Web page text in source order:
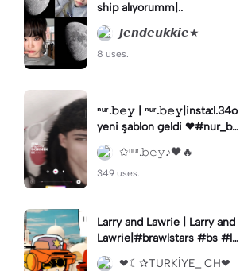
ship alıyorumm|..
𝙅𝙚𝙣𝙙𝙚𝙪𝙠𝙠𝙞𝙚★
8 uses.
ⁿᵘʳ.𝚋𝚎𝚢 | ⁿᵘʳ.𝚋𝚎𝚢|insta:l.34o
yeni şablon geldi ❤#nur_be
y
✩ⁿᵘʳ.𝚋𝚎𝚢♪🖤🔥
349 uses.
Larry and Lawrie | Larry and
Lawrie|#brawlstars #bs #la
rryandlawrie #animation
❤︎︎☾✰TURKİYE_ CH❤︎︎